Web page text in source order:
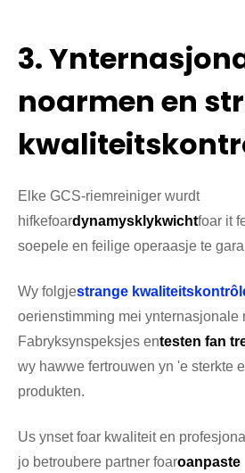
3.
noarmen en
Elke GCS-riemreiniger wurdt
hifkefoardynamysk lykwichtfoar it
soepele en feilige operaasje te
Wy folgjestrange
oerienstimming mei ynternasjonale
Fabryksynspeksjes entesten fan
wy hawwe fertrouwen yn 'e sterkte
produkten.
Us ynset foar kwaliteit en
jo betroubere partner foaroanpaste